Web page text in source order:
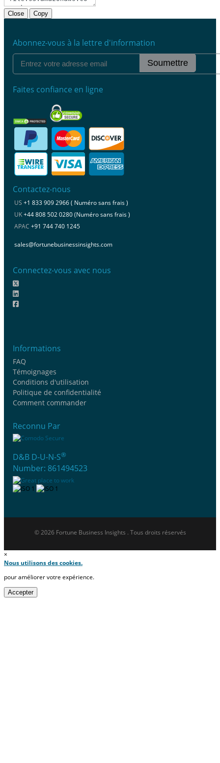
Close Copy
Abonnez-vous à la lettre d'information
Soumettre
Faites confiance en ligne
Contactez-nous
US +1 833 909 2966 ( Numéro sans frais )
UK+44 808 502 0280 (Numéro sans frais )
APAC +91 744 740 1245
sales@fortunebusinessinsights.com
Connectez-vous avec nous
Informations
FAQ
Témoignages
Conditions d'utilisation
Politique de confidentialité
Comment commander
Reconnu Par
D&B D-U-N-S®
Number: 861494523
© 2026 Fortune Business Insights . Tous droits réservés
×
Nous utilisons des cookies.
pour améliorer votre expérience.
Accepter